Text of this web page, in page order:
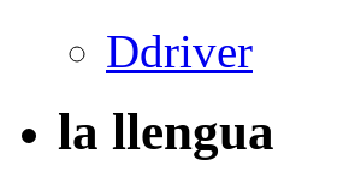
Ddriver
la llengua